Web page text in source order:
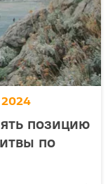
позицию
по